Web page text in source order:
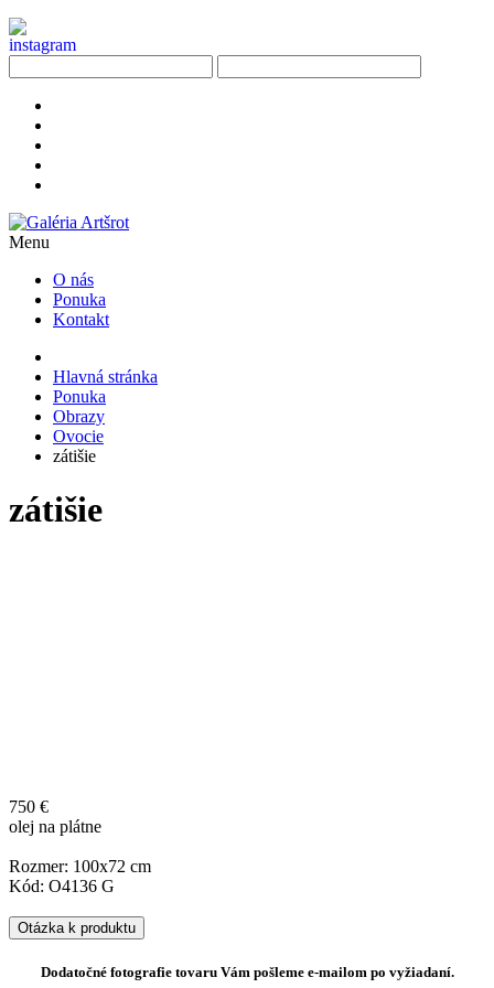
Menu
O nás
Ponuka
Kontakt
Hlavná stránka
Ponuka
Obrazy
Ovocie
zátišie
zátišie
750 €
olej na plátne
Rozmer: 100x72 cm
Kód: O4136 G
Otázka k produktu
Dodatočné fotografie tovaru Vám pošleme e-mailom po vyžiadaní.